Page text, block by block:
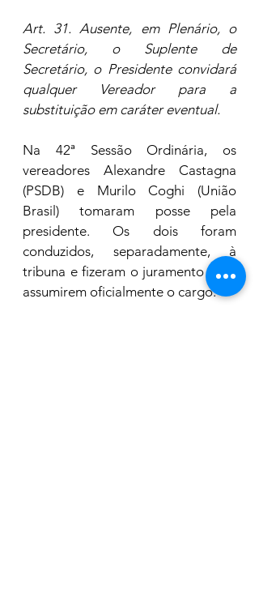
Art. 31. Ausente, em Plenário, o
Secretário, o Suplente de
Secretário, o Presidente convidará
qualquer Vereador para a
substituição em caráter eventual.
Na 42ª Sessão Ordinária, os
vereadores Alexandre Castagna
(PSDB) e Murilo Coghi (União
Brasil) tomaram posse pela
presidente. Os dois foram
conduzidos, separadamente, à
tribuna e fizeram o juramento para
assumirem oficialmente o cargo.